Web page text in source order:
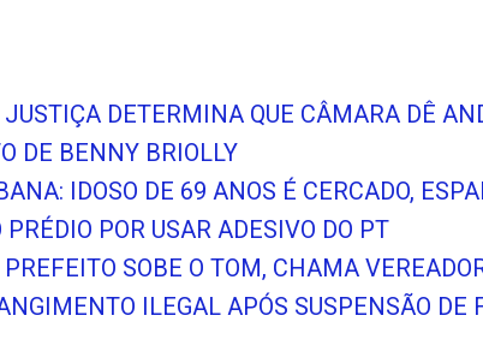
DETERMINA QUE CÂMARA DÊ
DE BENNY BRIOLLY
IDOSO DE 69 ANOS É CERCADO,
PRÉDIO POR USAR ADESIVO DO PT
SOBE O TOM, CHAMA
ILEGAL APÓS SUSPENSÃO DE